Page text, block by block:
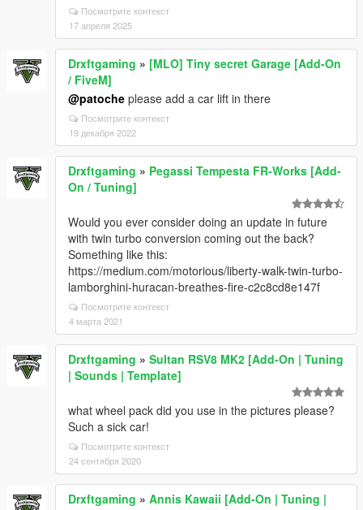
Посмотрите контекст
17 апреля 2025
Drxftgaming » [MLO] Tiny secret Garage [Add-On
/ FiveM]
@patoche please add a car lift in there
Посмотрите контекст
19 декабря 2022
Drxftgaming » Pegassi Tempesta FR-Works [Add-
On / Tuning]
Would you ever consider doing an update in future
with twin turbo conversion coming out the back?
Something like this:
https://medium.com/motorious/liberty-walk-twin-turbo-
lamborghini-huracan-breathes-fire-c2c8cd8e147f
Посмотрите контекст
4 марта 2021
Drxftgaming » Sultan RSV8 MK2 [Add-On | Tuning
| Sounds | Template]
what wheel pack did you use in the pictures please?
Such a sick car!
Посмотрите контекст
24 сентября 2020
Drxftgaming » Annis Kawaii [Add-On | Tuning |